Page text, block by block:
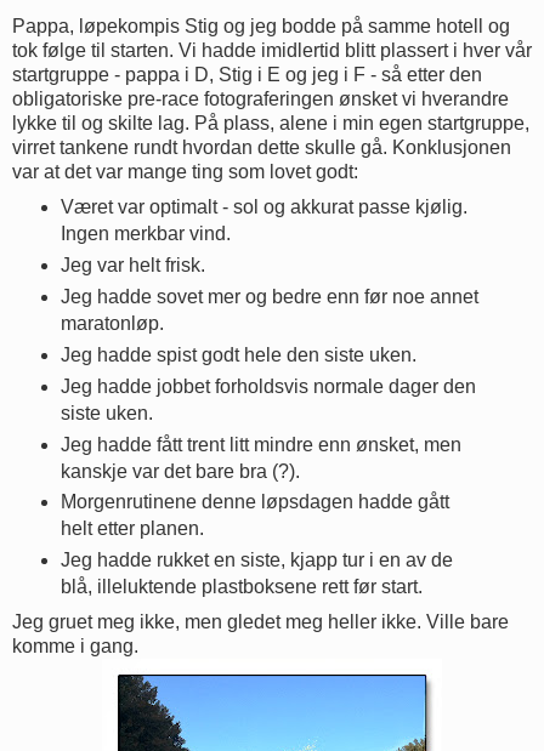
Pappa, løpekompis Stig og jeg bodde på samme hotell og
tok følge til starten. Vi hadde imidlertid blitt plassert i hver vår
startgruppe - pappa i D, Stig i E og jeg i F - så etter den
obligatoriske pre-race fotograferingen ønsket vi hverandre
lykke til og skilte lag. På plass, alene i min egen startgruppe,
virret tankene rundt hvordan dette skulle gå. Konklusjonen
var at det var mange ting som lovet godt:
Været var optimalt - sol og akkurat passe kjølig.
Ingen merkbar vind.
Jeg var helt frisk.
Jeg hadde sovet mer og bedre enn før noe annet
maratonløp.
Jeg hadde spist godt hele den siste uken.
Jeg hadde jobbet forholdsvis normale dager den
siste uken.
Jeg hadde fått trent litt mindre enn ønsket, men
kanskje var det bare bra (?).
Morgenrutinene denne løpsdagen hadde gått
helt etter planen.
Jeg hadde rukket en siste, kjapp tur i en av de
blå, illeluktende plastboksene rett før start.
Jeg gruet meg ikke, men gledet meg heller ikke. Ville bare
komme i gang.